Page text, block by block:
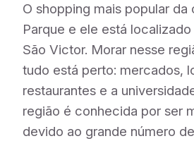
O shopping mais popular
Parque e ele está
São Victor. Morar nesse
tudo está perto: mercados,
restaurantes e a
região é conhecida por ser
devido ao grande número